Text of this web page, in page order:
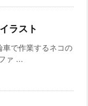
ラスト
車で作業するネコの
ァ ...